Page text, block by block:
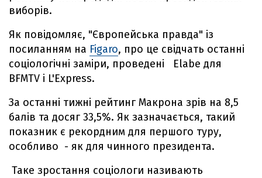
виборів.
Як повідомляє, "Європейська правда" із
посиланням на Figaro, про це свідчать останні
соціологічні заміри, проведені Elabe для
BFMTV і L'Express.
За останні тижні рейтинг Макрона зрів на 8,5
балів та досяг 33,5%. Як зазначається, такий
показник є рекордним для першого туру,
особливо - як для чинного президента.
Таке зростання соціологи називають